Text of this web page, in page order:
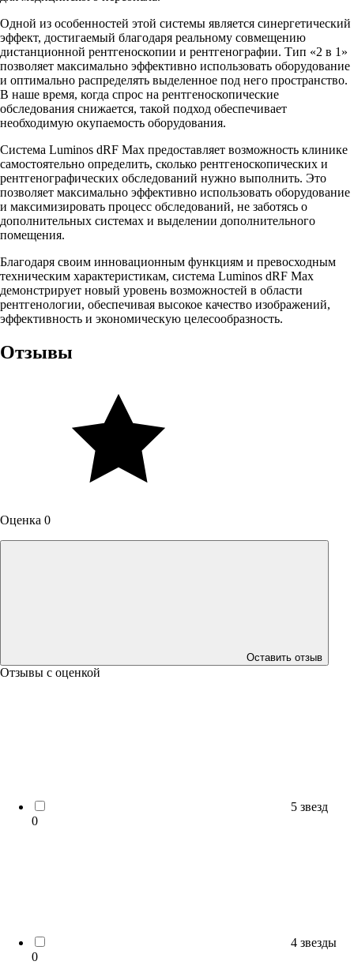
Одной из особенностей этой системы является синергетический
эффект, достигаемый благодаря реальному совмещению
дистанционной рентгеноскопии и рентгенографии. Тип «2 в 1»
позволяет максимально эффективно использовать оборудование
и оптимально распределять выделенное под него пространство.
В наше время, когда спрос на рентгеноскопические
обследования снижается, такой подход обеспечивает
необходимую окупаемость оборудования.
Система Luminos dRF Max предоставляет возможность клинике
самостоятельно определить, сколько рентгеноскопических и
рентгенографических обследований нужно выполнить. Это
позволяет максимально эффективно использовать оборудование
и максимизировать процесс обследований, не заботясь о
дополнительных системах и выделении дополнительного
помещения.
Благодаря своим инновационным функциям и превосходным
техническим характеристикам, система Luminos dRF Max
демонстрирует новый уровень возможностей в области
рентгенологии, обеспечивая высокое качество изображений,
эффективность и экономическую целесообразность.
Отзывы
Оценка 0
Оставить отзыв
Отзывы с оценкой
5 звезд
0
4 звезды
0